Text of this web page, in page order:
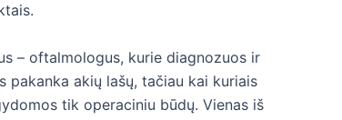
– oftalmologus, kurie diagnozuos ir
pakanka akių lašų, tačiau kai kuriais
tik operaciniu būdų. Vienas iš